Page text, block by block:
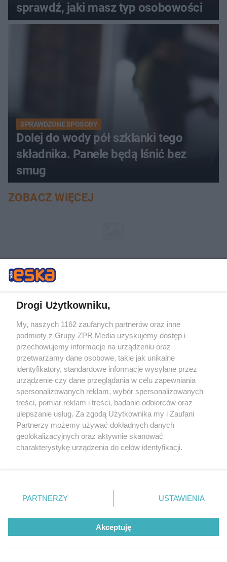
sprawdź, jaki masz typ osobowości
SPRAWDZONE SPOSOBY
Dolej do wody pół szklanki tego
składnika. Panele będą lśnić bez
smug
ZOBACZ WIĘCEJ
rozpowszechniany lub dalej rozpowszechniany w jakikolwiek sposób (w
eksploatacji w jakiejkolwiek formie, włącznie z umieszczaniem w
Internecie bez pisemnej zgody właściciela praw. Jakiekolwiek użycie lub
wykorzystanie utworów w całości lub w części z naruszeniem prawa,
Drogi Użytkowniku,
My, naszych 1162 zaufanych partnerów oraz inne
podmioty z Grupy ZPR Media uzyskujemy dostęp i
przechowujemy informacje na urządzeniu oraz
przetwarzamy dane osobowe, takie jak unikalne
identyfikatory, standardowe informacje wysyłane przez
urządzenie czy dane przeglądania w celu zapewniania
spersonalizowanych reklam, wybór spersonalizowanych
treści, pomiar reklam i treści, badanie odbiorców oraz
ulepszanie usług. Za zgodą Użytkownika my i Zaufani
Partnerzy możemy używać dokładnych danych
geolokalizacyjnych oraz aktywnie skanować
charakterystykę urządzenia do celów identyfikacji.
zmienić/wycofać klikając przycisk ustawień prywatności
znajdujący się w lewym dolnym rogu strony
rodzaje przetwarzania danych nie wymagają zgody
użytkownika, ale masz prawo sprzeciwić się takiemu
przetwarzaniu. Preferencje będą miały zastosowanie tylko
PARTNERZY USTAWIENIA
Akceptuję